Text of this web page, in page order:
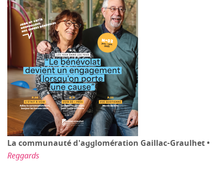
La communauté d'agglomération Gaillac-Graulhet •
Reggards